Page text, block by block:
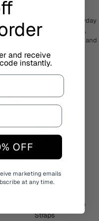
balance and everyday
hour markers create a calm,
gives the watch a softer and
PREMIUM MATERIALS
JAPANESE MOVEMENT
and receive
instantly.
OFF
marketing emails
at any time.